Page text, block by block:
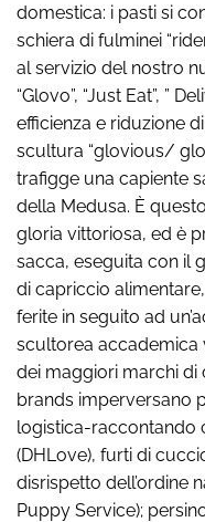
domestica: i pasti si
schiera di fulminei
al servizio del nostro
“Glovo”, “Just Eat”, ”
efficienza e riduzione
scultura “glovious/
trafigge una capiente
della Medusa. È
gloria vittoriosa, ed è
sacca, eseguita con il
di capriccio
ferite in seguito ad
scultorea accademica
dei maggiori marchi di
brands imperversano
logistica-raccontando
(DHLove), furti di
disrispetto dell’ordine
Puppy Service);